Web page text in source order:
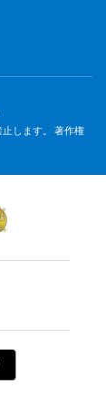
します。 著作権